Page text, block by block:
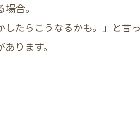
合。
したらこうなるかも。」と言っ
ります。